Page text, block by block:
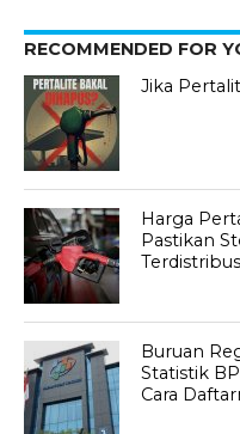
RECOMMENDED FOR
Jika
Harga
Pastikan
Buruan
Statistik
Cara